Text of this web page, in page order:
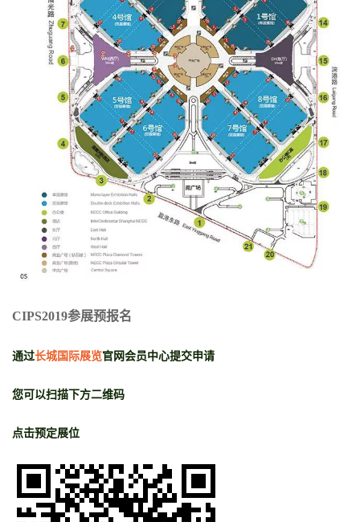
CIPS2019参展预报名
通过长城国际展览官网会员中心提交申请
您可以扫描下方二维码
点击预定展位